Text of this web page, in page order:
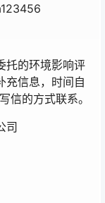
托的环境影响评
充信息，时间自
信的方式联系。
司